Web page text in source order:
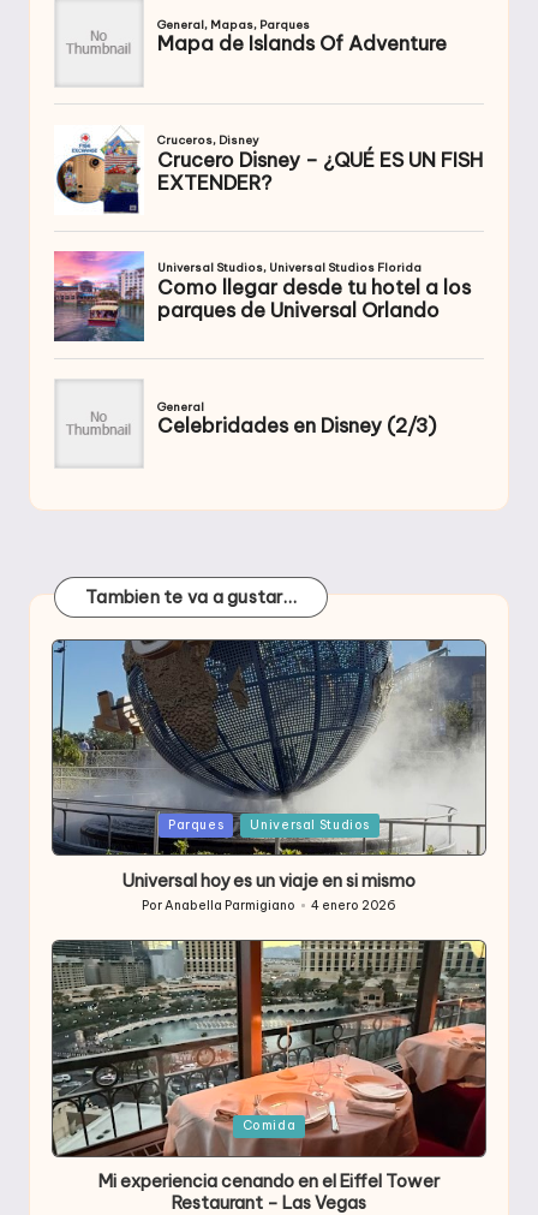
Tambien te va a gustar…
Publicada
en
Parques Universal Studios
Universal hoy es un viaje en si mismo
Publicado
PorAnabella Parmigiano 4 enero 2026
Publicada
en
Comida
Mi experiencia cenando en el Eiffel Tower
Restaurant – Las Vegas